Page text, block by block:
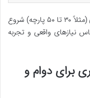
توصیه می‌شود با ست‌های کوچک و کاربردی (مثلاً ۳۰ تا ۵۰ پارچه) شروع
نیازهای واقعی و تجربه
برای دوام و